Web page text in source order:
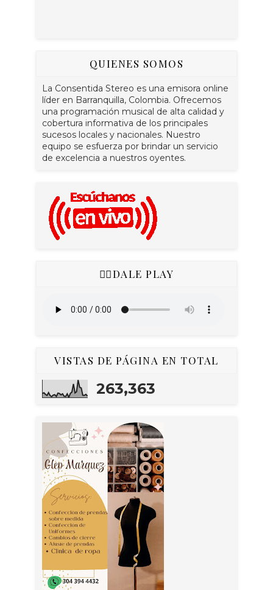
QUIENES SOMOS
La Consentida Stereo es una emisora online
líder en Barranquilla, Colombia. Ofrecemos
una programación musical de alta calidad y
cobertura informativa de los principales
sucesos locales y nacionales. Nuestro
equipo se esfuerza por brindar un servicio
de excelencia a nuestros oyentes.
👇🏻DALE PLAY
VISTAS DE PÁGINA EN TOTAL
263,363